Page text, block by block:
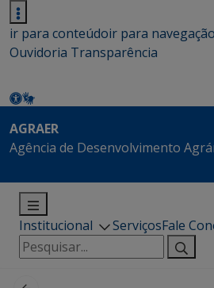
ir para conteúdoir para navegação
Ouvidoria Transparência
AGRAER
Agência de Desenvolvimento
Institucional ServiçosFale
Pesquisar
por: